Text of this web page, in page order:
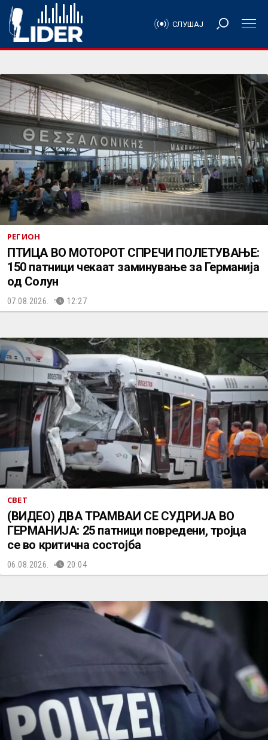
СЛУШАЈ
РЕГИОН
ПТИЦА ВО МОТОРОТ СПРЕЧИ ПОЛЕТУВАЊЕ:
150 патници чекаат заминување за Германија
од Солун
07.08.2026. 12:27
СВЕТ
(ВИДЕО) ДВА ТРАМВАИ СЕ СУДРИЈА ВО
ГЕРМАНИЈА: 25 патници повредени, тројца
се во критична состојба
06.08.2026. 20:04